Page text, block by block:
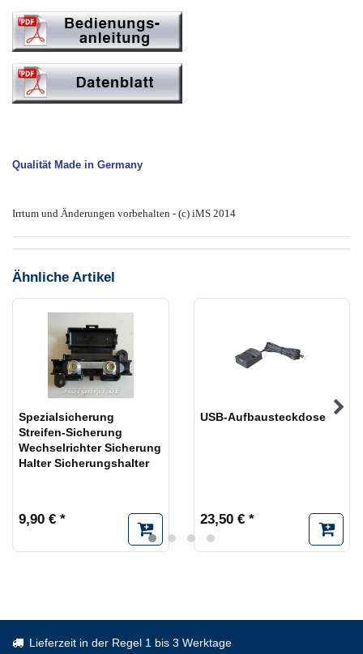
Qualität Made in Germany
Irrtum und Änderungen vorbehalten - (c) iMS 2014
Ähnliche Artikel
Spezialsicherung
Streifen-Sicherung
Wechselrichter Sicherung
Halter Sicherungshalter
9,90 € *
USB-Aufbausteckdose
23,50 € *
Lieferzeit in der Regel 1 bis 3 Werktage